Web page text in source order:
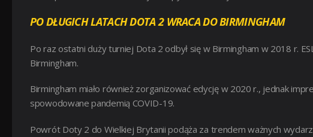
PO DŁUGICH LATACH DOTA 2 WRACA DO BIRMINGHAM
Po raz ostatni duży turniej Dota 2 odbył się w Birmingham w 2018 r.
Birmingham.
Birmingham miało również zorganizować edycję w 2020 r., jednak
spowodowane pandemią COVID-19.
Powrót Doty 2 do Wielkiej Brytanii podąża za trendem ważnych